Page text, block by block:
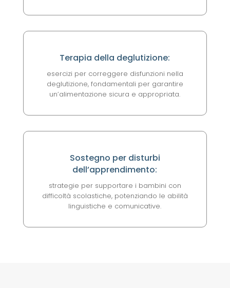
Terapia della deglutizione:
esercizi per correggere disfunzioni nella
deglutizione, fondamentali per garantire
un’alimentazione sicura e appropriata.
Sostegno per disturbi
dell’apprendimento:
strategie per supportare i bambini con
difficoltà scolastiche, potenziando le abilità
linguistiche e comunicative.